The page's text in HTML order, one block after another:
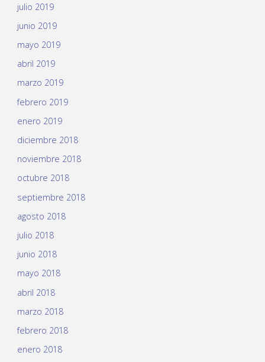
julio 2019
junio 2019
mayo 2019
abril 2019
marzo 2019
febrero 2019
enero 2019
diciembre 2018
noviembre 2018
octubre 2018
septiembre 2018
agosto 2018
julio 2018
junio 2018
mayo 2018
abril 2018
marzo 2018
febrero 2018
enero 2018